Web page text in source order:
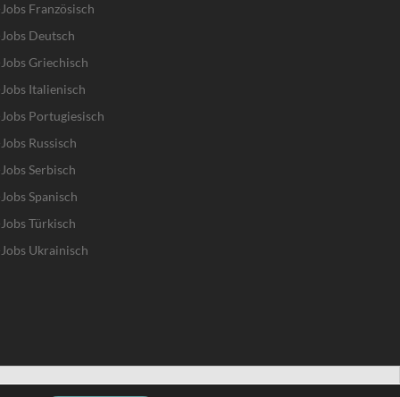
Französisch
Deutsch
Griechisch
Italienisch
Portugiesisch
Russisch
Serbisch
Spanisch
Türkisch
Ukrainisch